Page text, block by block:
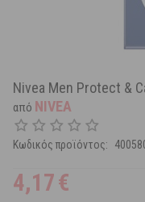
Nivea Men Protect &
από NIVEA
Κωδικός προϊόντος:
4,17€